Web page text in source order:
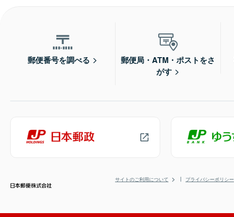
郵便番号を調べる
郵便局・ATM・ポストをさ
がす
サイトのご利用について プライバシーポリシー